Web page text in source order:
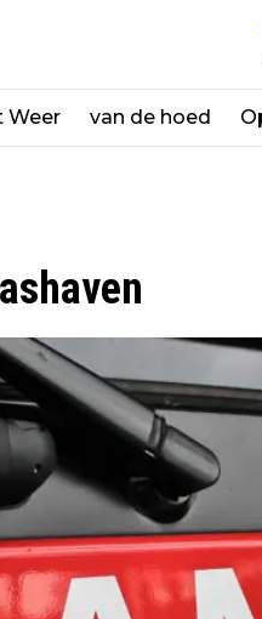
Weer van de hoed